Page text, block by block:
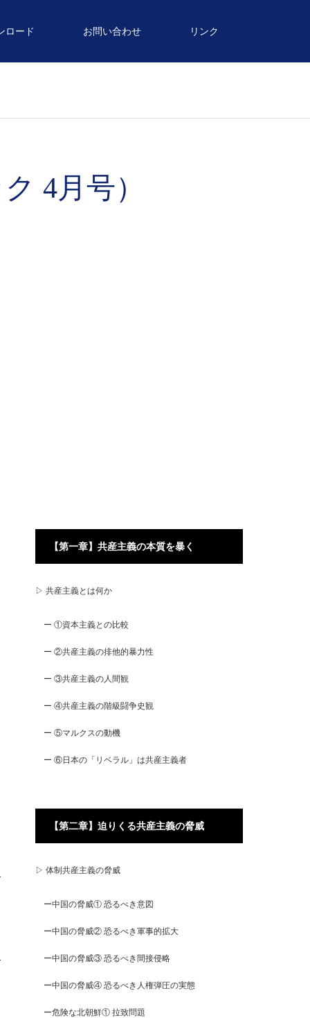
ロード お問い合わせ リンク
4月号）
【第一章】共産主義の本質を暴く
▷ 共産主義とは何か
ー ①資本主義との比較
ー ②共産主義の排他的暴力性
ー ③共産主義の人間観
ー ④共産主義の階級闘争史観
ー ⑤マルクスの動機
ー ⑥日本の「リベラル」は共産主義者
【第二章】迫りくる共産主義の脅威
▷ 体制共産主義の脅威
ー中国の脅威① 恐るべき意図
ー中国の脅威② 恐るべき軍事的拡大
ー中国の脅威③ 恐るべき間接侵略
ー中国の脅威④ 恐るべき人権弾圧の実態
ー危険な北朝鮮① 拉致問題